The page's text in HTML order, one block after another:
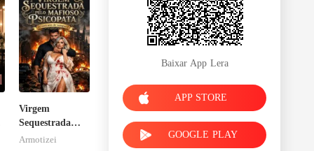
Virgem
Sequestrada
pelo Mafioso
Armotizei
Baixar App Lera
APP STORE
GOOGLE PLAY